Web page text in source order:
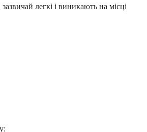
легкі і виникають на місці